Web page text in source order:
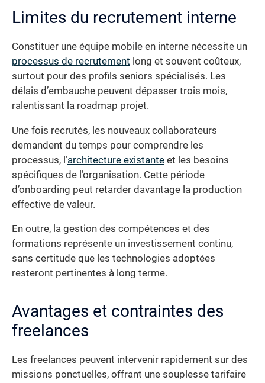
Limites du recrutement interne
Constituer une équipe mobile en interne nécessite un
processus de recrutement long et souvent coûteux,
surtout pour des profils seniors spécialisés. Les
délais d’embauche peuvent dépasser trois mois,
ralentissant la roadmap projet.
Une fois recrutés, les nouveaux collaborateurs
demandent du temps pour comprendre les
processus, l’architecture existante et les besoins
spécifiques de l’organisation. Cette période
d’onboarding peut retarder davantage la production
effective de valeur.
En outre, la gestion des compétences et des
formations représente un investissement continu,
sans certitude que les technologies adoptées
resteront pertinentes à long terme.
Avantages et contraintes des
freelances
Les freelances peuvent intervenir rapidement sur des
missions ponctuelles, offrant une souplesse tarifaire